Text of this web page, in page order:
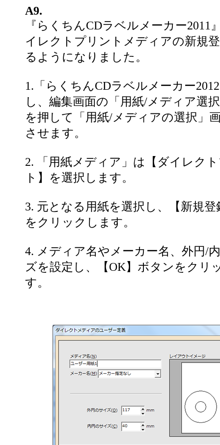
A9.
『らくちんCDラベルメーカー2011
イレクトプリントメディアの新規
るようになりました。
1.「らくちんCDラベルメーカー
し、編集画面の「用紙/メディア選
を押して「用紙/メディアの選択」
させます。
2. 「用紙メディア」は【ダイレク
ト】を選択します。
3. 元となる用紙を選択し、【新規
をクリックします。
4. メディア名やメーカー名、外円/
ズを設定し、【OK】ボタンをクリ
す。